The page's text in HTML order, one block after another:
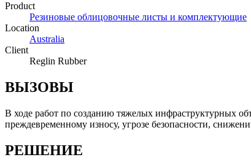
Product
Резиновые облицовочные листы и комплектующие
Location
Australia
Client
Reglin Rubber
ВЫЗОВЫ
В ходе работ по созданию тяжелых инфраструктурных
преждевременному износу, угрозе безопасности,
РЕШЕНИЕ